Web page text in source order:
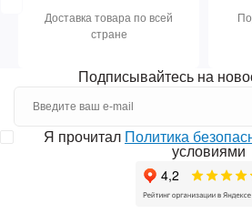
Доставка товара по всей
стране
Подписывайтесь на
Я прочитал Политика
условиями